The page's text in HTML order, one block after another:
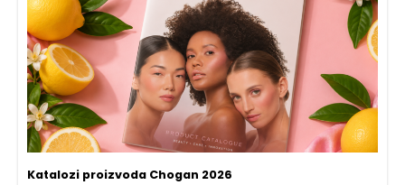
Katalozi proizvoda Chogan 2026